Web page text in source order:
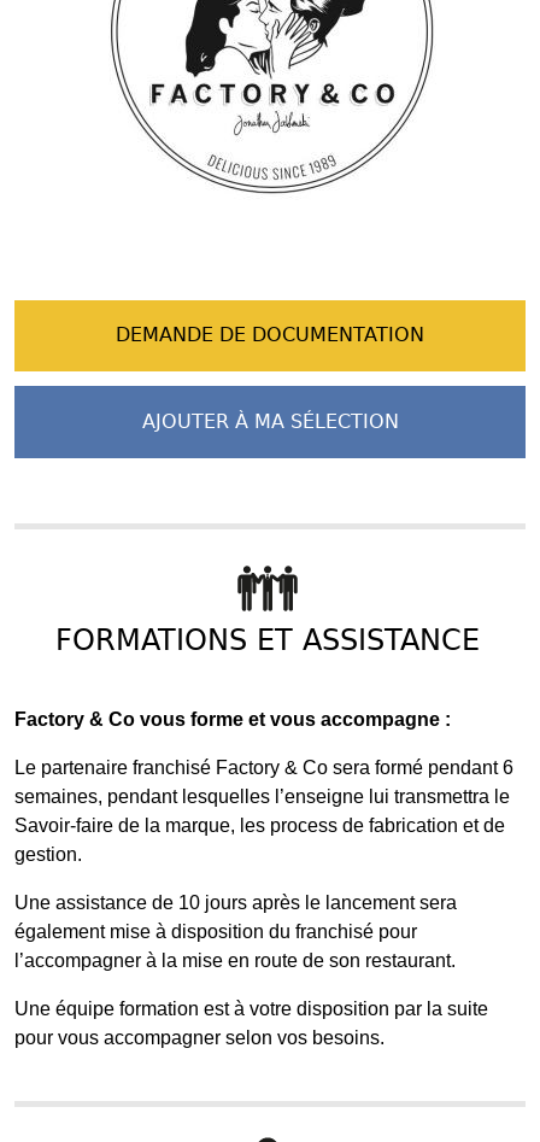
DEMANDE DE DOCUMENTATION
AJOUTER À MA SÉLECTION
FORMATIONS ET ASSISTANCE
Factory & Co vous forme et vous accompagne :
Le partenaire franchisé Factory & Co sera formé pendant 6
semaines, pendant lesquelles l’enseigne lui transmettra le
Savoir-faire de la marque, les process de fabrication et de
gestion.
Une assistance de 10 jours après le lancement sera
également mise à disposition du franchisé pour
l’accompagner à la mise en route de son restaurant.
Une équipe formation est à votre disposition par la suite
pour vous accompagner selon vos besoins.